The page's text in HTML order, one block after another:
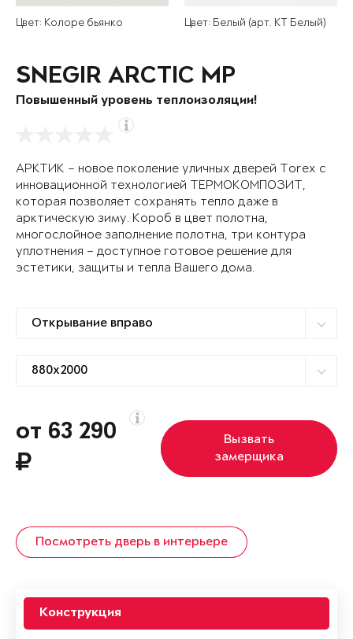
Цвет: Колоре бьянко Цвет: Белый (арт. КТ Белый)
SNEGIR ARCTIC MP
Повышенный уровень теплоизоляции!
АРКТИК – новое поколение уличных дверей Torex с
инновационной технологией ТЕРМОКОМПОЗИТ,
которая позволяет сохранять тепло даже в
арктическую зиму. Короб в цвет полотна,
многослойное заполнение полотна, три контура
уплотнения – доступное готовое решение для
эстетики, защиты и тепла Вашего дома.
от 63 290
Вызвать
замерщика
Посмотреть дверь в интерьере
Конструкция